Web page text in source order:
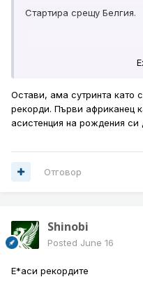
Стартира срещу Белгия.
Остави, ама сутринта като
рекорди. Първи африканец
асистенция на рождения си
Отговор
Shinobi
Posted June 16
Е*аси рекордите